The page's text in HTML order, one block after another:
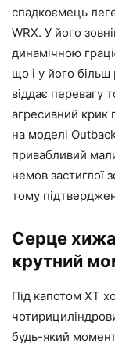
спадкоємець
WRX. У його
динамічною
що і у його
віддає перевагу
агресивний крик
на моделі
привабливий
немов застиглої
тому
Серце
крутний
Під капотом XT
будь-який